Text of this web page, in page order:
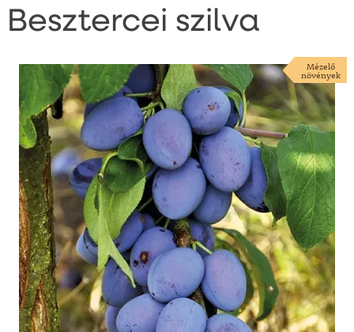
Besztercei szilva
Mézelő
növények